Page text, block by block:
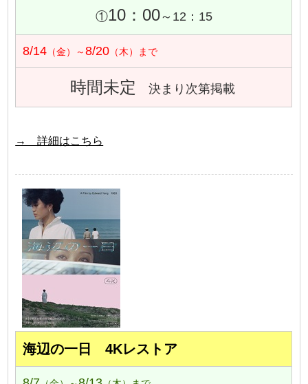
①10：00～12：15
8/14 （金）～8/20 （木）まで
時間未定 決まり次第掲載
→ 詳細はこちら
海辺の一日 4Kレストア